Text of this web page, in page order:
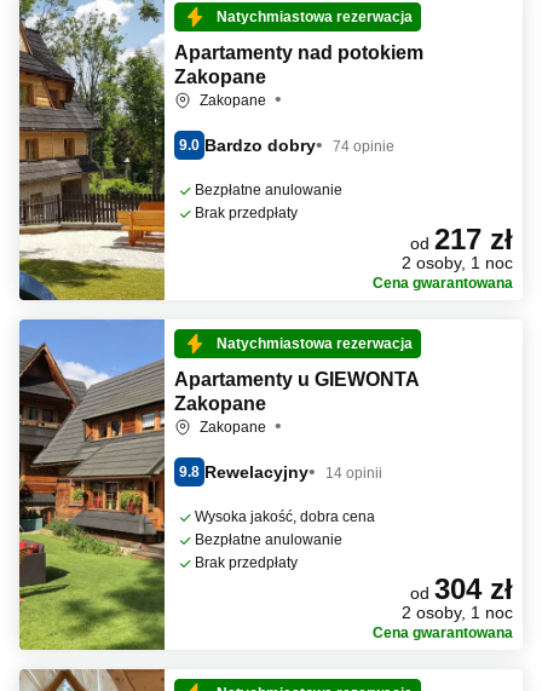
Natychmiastowa rezerwacja
Apartamenty nad potokiem
Zakopane
Zakopane
9.0 Bardzo dobry 74 opinie
Bezpłatne anulowanie
Brak przedpłaty
od 217 zł
2 osoby, 1 noc
Cena gwarantowana
Natychmiastowa rezerwacja
Apartamenty u GIEWONTA
Zakopane
Zakopane
9.8 Rewelacyjny 14 opinii
Wysoka jakość, dobra cena
Bezpłatne anulowanie
Brak przedpłaty
od 304 zł
2 osoby, 1 noc
Cena gwarantowana